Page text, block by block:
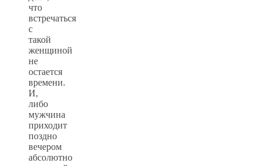
что
встречаться
с
такой
женщиной
не
остается
времени.
И,
либо
мужчина
приходит
поздно
вечером
абсолютно